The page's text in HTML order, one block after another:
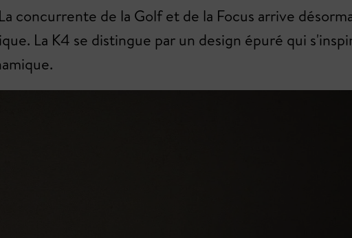
concurrente de la Golf et de la Focus arrive
La K4 se distingue par un design épuré qui